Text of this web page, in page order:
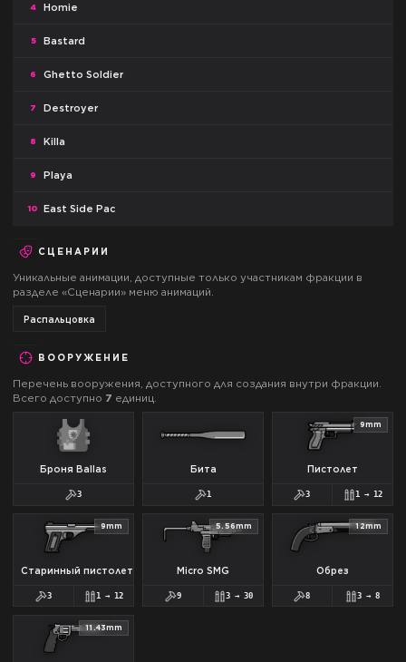
4 Homie
5 Bastard
6 Ghetto Soldier
7 Destroyer
8 Killa
9 Playa
10 East Side Pac
СЦЕНАРИИ
Уникальные анимации, доступные только участникам фракции в
разделе «Сценарии» меню анимаций.
Распальцовка
ВООРУЖЕНИЕ
Перечень вооружения, доступного для создания внутри фракции.
Всего доступно 7 единиц.
Броня Ballas
3
Бита
1
9mm
Пистолет
3 1→ 12
9mm
Старинный пистолет
3 1 →12
5.56mm
Micro SMG
9 3→ 30
12mm
Обрез
8 3 →8
11.43mm